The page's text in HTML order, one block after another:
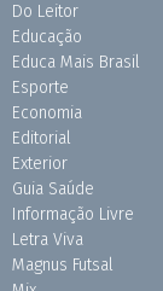
Do Leitor
Educação
Educa Mais Brasil
Esporte
Economia
Editorial
Exterior
Guia Saúde
Informação Livre
Letra Viva
Magnus Futsal